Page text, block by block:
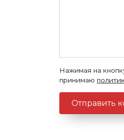
Нажимая на
принимаю